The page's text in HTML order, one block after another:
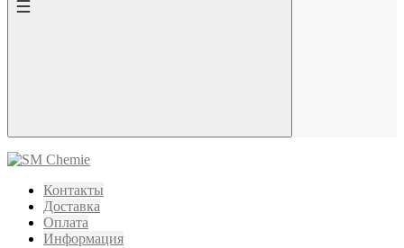
Контакты
Доставка
Оплата
Информация